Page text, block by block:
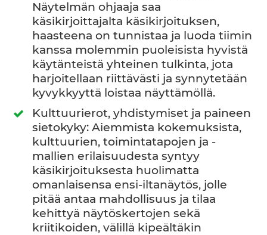
Näytelmän ohjaaja saa
käsikirjoittajalta käsikirjoituksen,
haasteena on tunnistaa ja luoda tiimin
kanssa molemmin puoleisista hyvistä
käytänteistä yhteinen tulkinta, jota
harjoitellaan riittävästi ja synnytetään
kyvykkyyttä loistaa näyttämöllä.
Kulttuurierot, yhdistymiset ja paineen
sietokyky: Aiemmista kokemuksista,
kulttuurien, toimintatapojen ja -
mallien erilaisuudesta syntyy
käsikirjoituksesta huolimatta
omanlaisensa ensi-iltanäytös, jolle
pitää antaa mahdollisuus ja tilaa
kehittyä näytöskertojen sekä
kriitikoiden, välillä kipeältäkin